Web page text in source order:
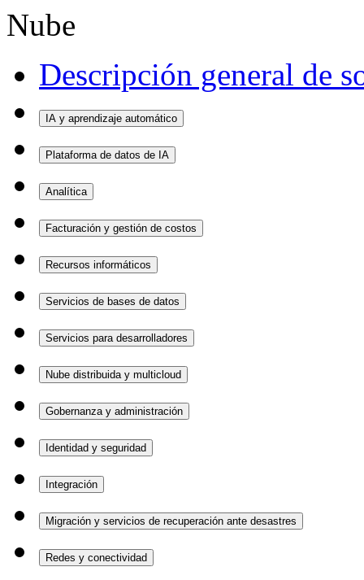
Nube
Descripción general de
IA y aprendizaje automático
Plataforma de datos de IA
Analítica
Facturación y gestión de costos
Recursos informáticos
Servicios de bases de datos
Servicios para desarrolladores
Nube distribuida y multicloud
Gobernanza y administración
Identidad y seguridad
Integración
Migración y servicios de recuperación ante desastres
Redes y conectividad